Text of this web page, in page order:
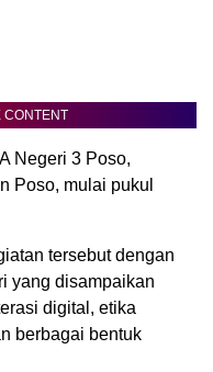
CONTENT
Negeri 3 Poso,
Poso, mulai pukul
tersebut dengan
yang disampaikan
digital, etika
berbagai bentuk